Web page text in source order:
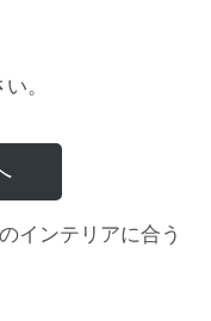
。
インテリアに合う